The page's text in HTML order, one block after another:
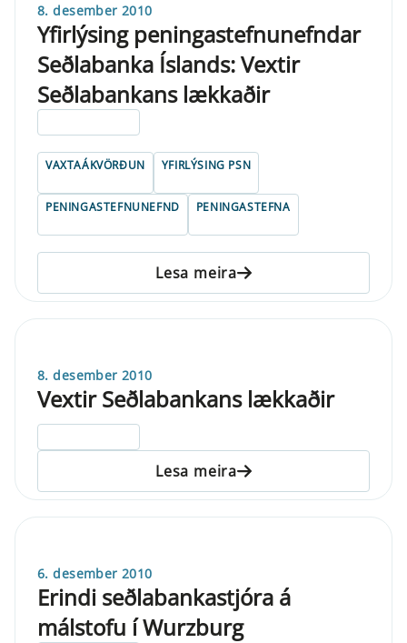
8. desember 2010
Yfirlýsing peningastefnunefndar
Seðlabanka Íslands: Vextir
Seðlabankans lækkaðir
VAXTAÁKVÖRÐUN YFIRLÝSING PSN
PENINGASTEFNUNEFND PENINGASTEFNA
Lesa meira
8. desember 2010
Vextir Seðlabankans lækkaðir
Lesa meira
6. desember 2010
Erindi seðlabankastjóra á
málstofu í Wurzburg